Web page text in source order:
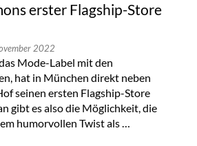
erster Flagship-Store
2022
Mode-Label mit den
hat in München direkt neben
seinen ersten Flagship-Store
gibt es also die Möglichkeit, die
humorvollen Twist als …
Flagship-Store in München“